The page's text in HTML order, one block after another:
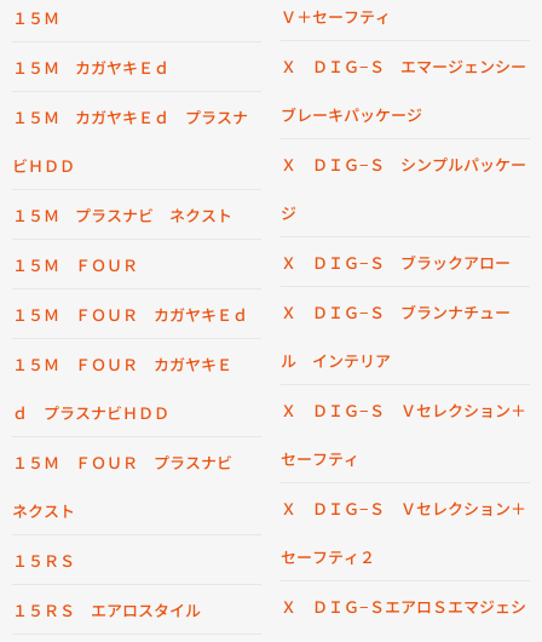
１５Ｍ
１５Ｍ カガヤキＥｄ
１５Ｍ カガヤキＥｄ プラスナ
ビＨＤＤ
１５Ｍ プラスナビ ネクスト
１５Ｍ ＦＯＵＲ
１５Ｍ ＦＯＵＲ カガヤキＥｄ
１５Ｍ ＦＯＵＲ カガヤキＥ
ｄ プラスナビＨＤＤ
１５Ｍ ＦＯＵＲ プラスナビ
ネクスト
１５ＲＳ
１５ＲＳ エアロスタイル
Ｖ＋セーフティ
Ｘ ＤＩＧ−Ｓ エマージェンシー
ブレーキパッケージ
Ｘ ＤＩＧ−Ｓ シンプルパッケー
ジ
Ｘ ＤＩＧ−Ｓ ブラックアロー
Ｘ ＤＩＧ−Ｓ ブランナチュー
ル インテリア
Ｘ ＤＩＧ−Ｓ Ｖセレクション＋
セーフティ
Ｘ ＤＩＧ−Ｓ Ｖセレクション＋
セーフティ２
Ｘ ＤＩＧ−ＳエアロＳエマジェシ